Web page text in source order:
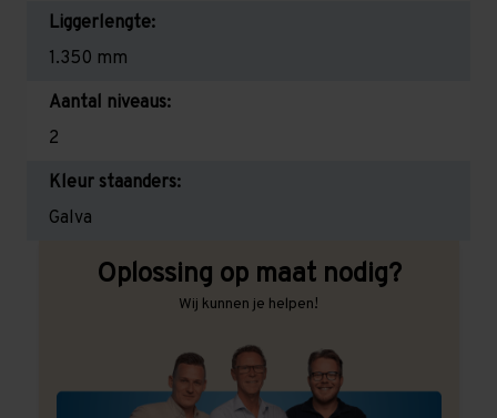
Liggerlengte:
1.350 mm
Aantal niveaus:
2
Kleur staanders:
Galva
Oplossing op maat nodig?
Wij kunnen je helpen!